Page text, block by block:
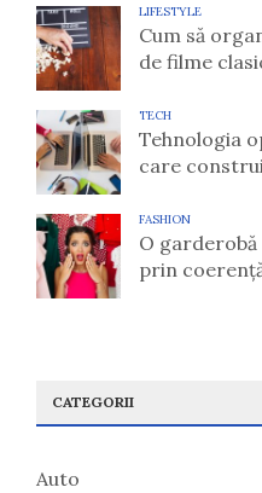
LIFESTYLE
Cum să
de filme
TECH
Tehnologia
care
FASHION
O
prin
CATEGORII
Auto